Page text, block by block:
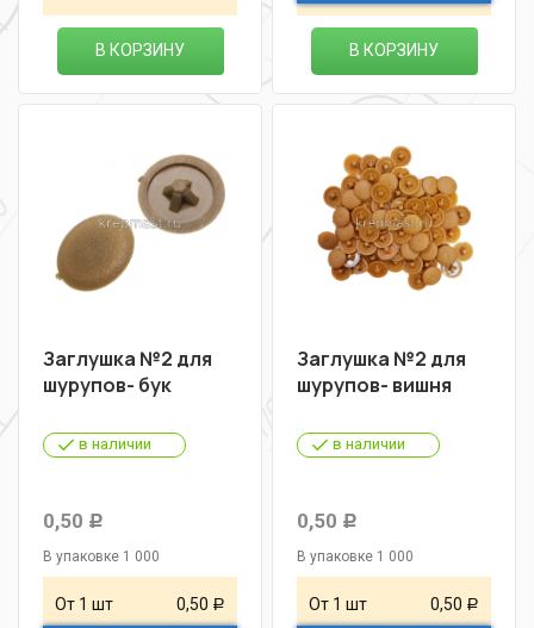
В КОРЗИНУ В КОРЗИНУ
Заглушка №2 для
шурупов- бук
в наличии
0,50 Р
В упаковке 1 000
От 1 шт 0,50 Р
Заглушка №2 для
шурупов- вишня
в наличии
0,50 Р
В упаковке 1 000
От 1 шт 0,50 Р